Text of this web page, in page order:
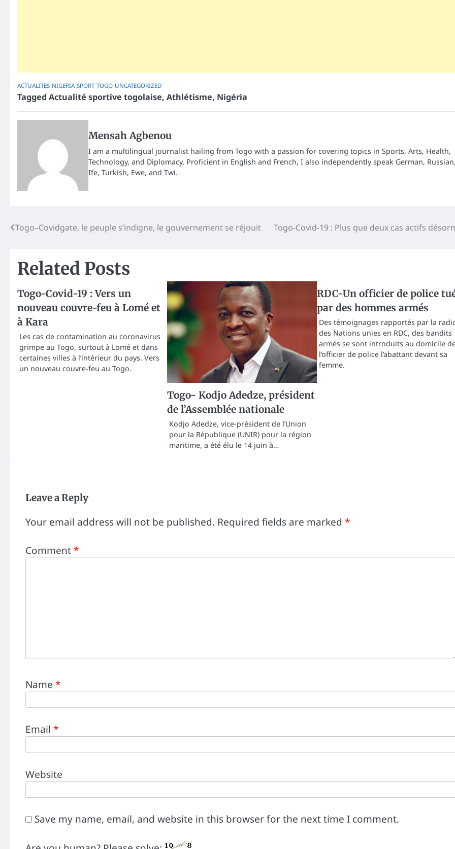
ACTUALITES NIGERIA SPORT TOGO UNCATEGORIZED
Tagged Actualité sportive togolaise, Athlétisme, Nigéria
Mensah Agbenou
I am a multilingual journalist hailing from Togo with a passion for covering topics in Sports, Arts, Health,
Technology, and Diplomacy. Proficient in English and French, I also independently speak German,
Ife, Turkish, Ewe, and Twi.
Post
Togo–Covidgate, le peuple s’indigne, le gouvernement se réjouit Togo-Covid-19 : Plus que deux cas actifs
Related Posts
Togo-Covid-19 : Vers un
nouveau couvre-feu à Lomé et
à Kara
Les cas de contamination au coronavirus
grimpe au Togo, surtout à Lomé et dans
certaines villes à l’intérieur du pays. Vers
un nouveau couvre-feu au Togo.
Togo- Kodjo Adedze, président
de l’Assemblée nationale
Kodjo Adedze, vice-président de l’Union
pour la République (UNIR) pour la région
maritime, a été élu le 14 juin à…
RDC-Un officier de police
par des hommes armés
Des témoignages rapportés par la
des Nations unies en RDC, des bandits
armés se sont introduits au domicile
l’officier de police l’abattant devant sa
femme.
Leave a Reply
Your email address will not be published. Required fields are marked *
Comment*
Name *
Email *
Website
Save my name, email, and website in this browser for the next time I comment.